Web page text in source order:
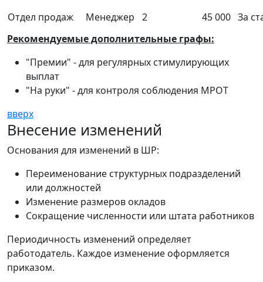
Отдел продаж Менеджер 2 45 000 За
Рекомендуемые дополнительные графы:
"Премии" - для регулярных стимулирующих
выплат
"На руки" - для контроля соблюдения МРОТ
вверх
Внесение изменений
Основания для изменений в ШР:
Переименование структурных подразделений
или должностей
Изменение размеров окладов
Сокращение численности или штата работников
Периодичность изменений определяет
работодатель. Каждое изменение оформляется
приказом.